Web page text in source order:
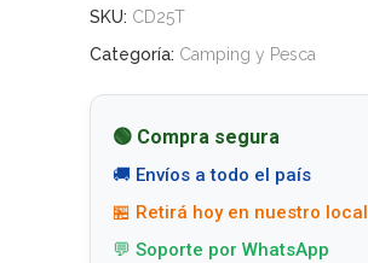
SKU: CD25T
Categoría: Camping y Pesca
🟢 Compra segura
🚚 Envíos a todo el país
🏪 Retirá hoy en nuestro local
💬 Soporte por WhatsApp